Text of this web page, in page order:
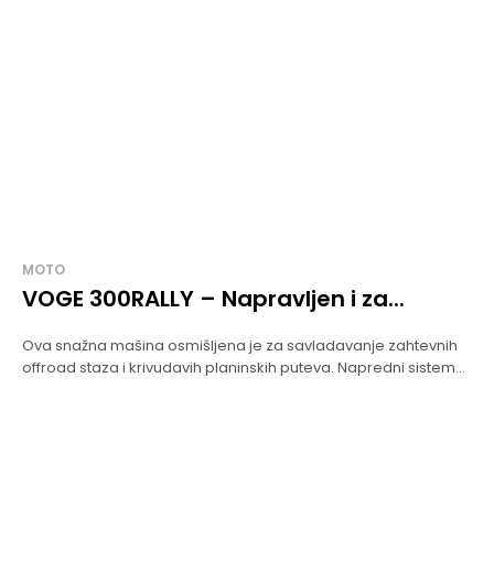
MOTO
VOGE 300RALLY – Napravljen i za...
Ova snažna mašina osmišljena je za savladavanje zahtevnih
offroad staza i krivudavih planinskih puteva. Napredni sistem...